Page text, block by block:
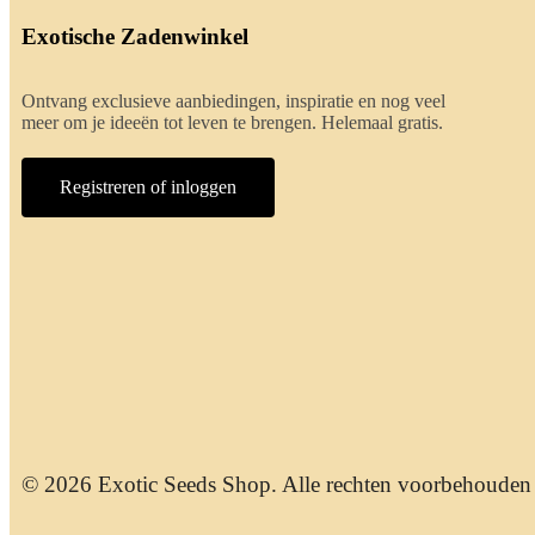
Exotische Zadenwinkel
Ontvang exclusieve aanbiedingen, inspiratie en nog veel
meer om je ideeën tot leven te brengen. Helemaal gratis.
Registreren of inloggen
© 2026 Exotic Seeds Shop. Alle rechten voorbehouden